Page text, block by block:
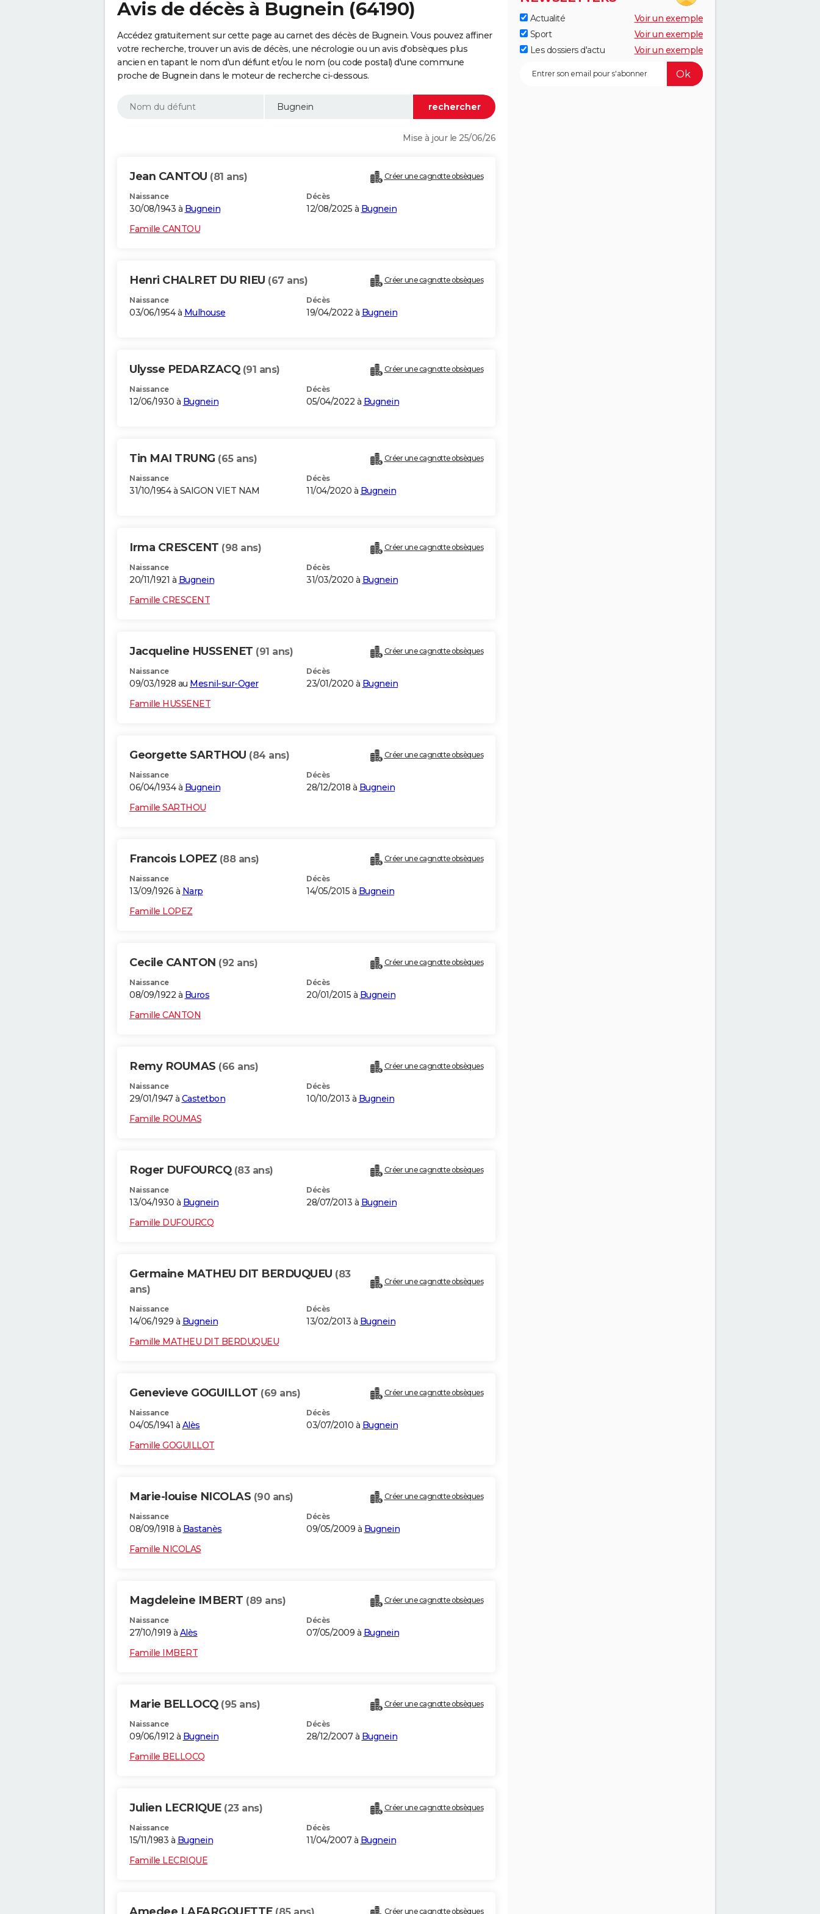
Avis de décès à Bugnein (64190)
Accédez gratuitement sur cette page au carnet des décès de Bugnein. Vous pouvez affiner
votre recherche, trouver un avis de décès, une nécrologie ou un avis d'obsèques plus
ancien en tapant le nom d'un défunt et/ou le nom (ou code postal) d'une commune
proche de Bugnein dans le moteur de recherche ci-dessous.
Mise à jour le 25/06/26
Jean CANTOU (81 ans) Créer une cagnotte obsèques
Naissance
30/08/1943 à Bugnein
Décès
12/08/2025 à Bugnein
Famille CANTOU
Henri CHALRET DU RIEU (67 ans) Créer une cagnotte obsèques
Naissance
03/06/1954 à Mulhouse
Décès
19/04/2022 à Bugnein
Ulysse PEDARZACQ (91 ans) Créer une cagnotte obsèques
Naissance
12/06/1930 à Bugnein
Décès
05/04/2022 à Bugnein
Tin MAI TRUNG (65 ans) Créer une cagnotte obsèques
Naissance
31/10/1954 à SAIGON VIET NAM
Décès
11/04/2020 à Bugnein
Irma CRESCENT (98 ans) Créer une cagnotte obsèques
Naissance
20/11/1921 à Bugnein
Décès
31/03/2020 à Bugnein
Famille CRESCENT
Jacqueline HUSSENET (91 ans) Créer une cagnotte obsèques
Naissance
09/03/1928 au Mesnil-sur-Oger
Décès
23/01/2020 à Bugnein
Famille HUSSENET
Georgette SARTHOU (84 ans) Créer une cagnotte obsèques
Naissance
06/04/1934 à Bugnein
Décès
28/12/2018 à Bugnein
Famille SARTHOU
Francois LOPEZ (88 ans) Créer une cagnotte obsèques
Naissance
13/09/1926 à Narp
Décès
14/05/2015 à Bugnein
Famille LOPEZ
Cecile CANTON (92 ans) Créer une cagnotte obsèques
Naissance
08/09/1922 à Buros
Décès
20/01/2015 à Bugnein
Famille CANTON
Remy ROUMAS (66 ans) Créer une cagnotte obsèques
Naissance
29/01/1947 à Castetbon
Décès
10/10/2013 à Bugnein
Famille ROUMAS
Roger DUFOURCQ (83 ans) Créer une cagnotte obsèques
Naissance
13/04/1930 à Bugnein
Décès
28/07/2013 à Bugnein
Famille DUFOURCQ
Germaine MATHEU DIT BERDUQUEU (83
ans)
Créer une cagnotte obsèques
Naissance
14/06/1929 à Bugnein
Décès
13/02/2013 à Bugnein
Famille MATHEU DIT BERDUQUEU
Genevieve GOGUILLOT (69 ans) Créer une cagnotte obsèques
Naissance
04/05/1941 à Alès
Décès
03/07/2010 à Bugnein
Famille GOGUILLOT
Marie-louise NICOLAS (90 ans) Créer une cagnotte obsèques
Naissance
08/09/1918 à Bastanès
Décès
09/05/2009 à Bugnein
Famille NICOLAS
Magdeleine IMBERT (89 ans) Créer une cagnotte obsèques
Naissance
27/10/1919 à Alès
Décès
07/05/2009 à Bugnein
Famille IMBERT
Marie BELLOCQ (95 ans) Créer une cagnotte obsèques
Naissance
09/06/1912 à Bugnein
Décès
28/12/2007 à Bugnein
Famille BELLOCQ
Julien LECRIQUE (23 ans) Créer une cagnotte obsèques
Naissance
15/11/1983 à Bugnein
Décès
11/04/2007 à Bugnein
Famille LECRIQUE
Créer une cagnotte obsèques
Actualité
Voir un exemple
Sport
Voir un exemple
Les dossiers d'actu
Voir un exemple